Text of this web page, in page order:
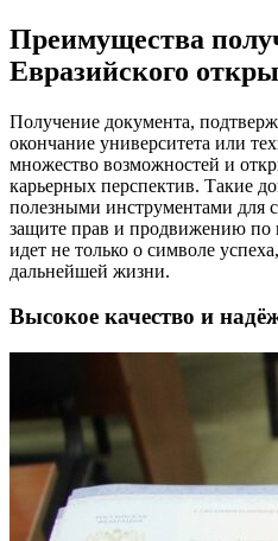
Преимущества
Евразийского
Получение документа,
окончание университета или
множество возможностей и
карьерных перспектив. Такие
полезными инструментами для
защите прав и продвижению по
идет не только о символе
дальнейшей жизни.
Высокое качество и